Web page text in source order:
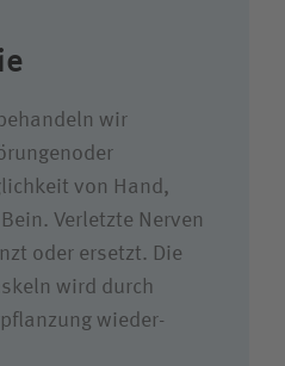
wir
von Hand,
Verletzte Nerven
oder ersetzt. Die
wird durch
wieder­